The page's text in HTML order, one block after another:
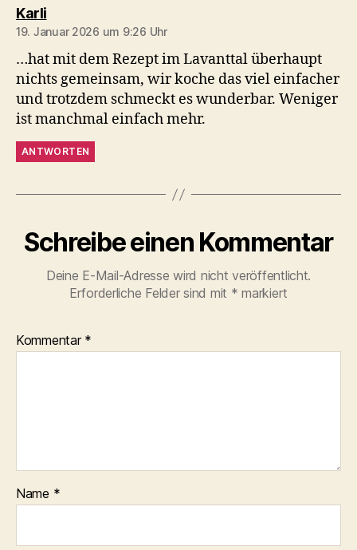
Karlisagt:
19. Januar 2026 um 9:26 Uhr
…hat mit dem Rezept im Lavanttal überhaupt
nichts gemeinsam, wir koche das viel einfacher
und trotzdem schmeckt es wunderbar. Weniger
ist manchmal einfach mehr.
ANTWORTEN
Schreibe einen Kommentar
Deine E-Mail-Adresse wird nicht veröffentlicht.
Erforderliche Felder sind mit * markiert
Kommentar *
Name *